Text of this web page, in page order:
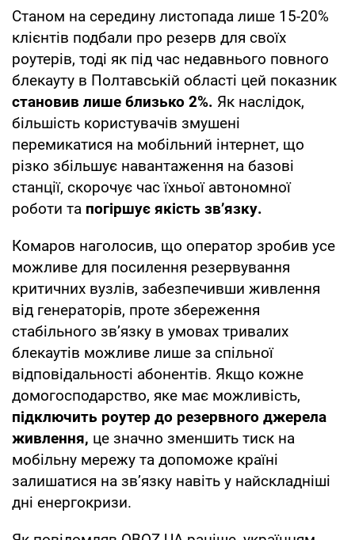
Станом на середину листопада лише 15-20%
клієнтів подбали про резерв для своїх
роутерів, тоді як під час недавнього повного
блекауту в Полтавській області цей показник
становив лише близько 2%. Як наслідок,
більшість користувачів змушені
перемикатися на мобільний інтернет, що
різко збільшує навантаження на базові
станції, скорочує час їхньої автономної
роботи та погіршує якість зв’язку.
Комаров наголосив, що оператор зробив усе
можливе для посилення резервування
критичних вузлів, забезпечивши живлення
від генераторів, проте збереження
стабільного зв’язку в умовах тривалих
блекаутів можливе лише за спільної
відповідальності абонентів. Якщо кожне
домогосподарство, яке має можливість,
підключить роутер до резервного джерела
живлення, це значно зменшить тиск на
мобільну мережу та допоможе країні
залишатися на зв’язку навіть у найскладніші
дні енергокризи.